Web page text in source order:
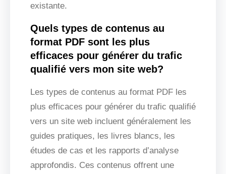
existante.
Quels types de contenus au
format PDF sont les plus
efficaces pour générer du trafic
qualifié vers mon site web?
Les types de contenus au format PDF les
plus efficaces pour générer du trafic qualifié
vers un site web incluent généralement les
guides pratiques, les livres blancs, les
études de cas et les rapports d’analyse
approfondis. Ces contenus offrent une